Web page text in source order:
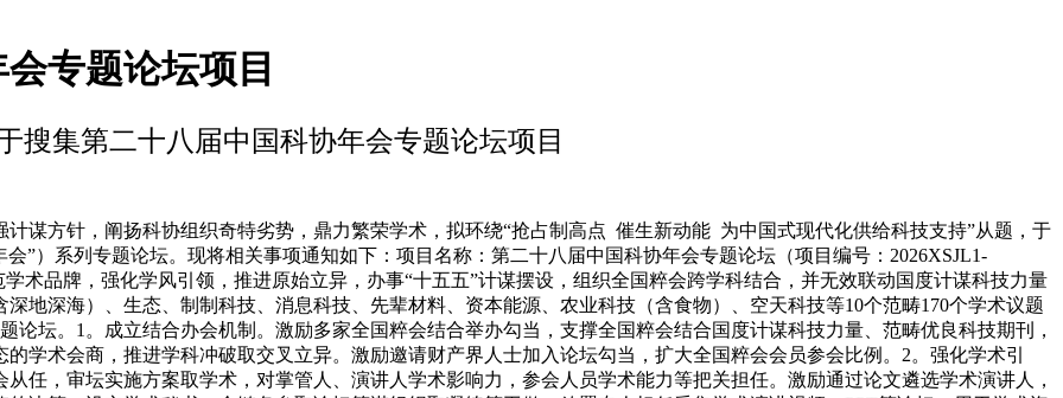
专题论坛项目
搜集第二十八届中国科协年会专题论坛项目
方针，阐扬科协组织奇特劣势，鼎力繁荣学术，拟环绕“抢占制高点 催生新动能 为中国式现代化供给科技支持”从题，于
”）系列专题论坛。现将相关事项通知如下：项目名称：第二十八届中国科协年会专题论坛（项目编号：2026XSJL1-
术品牌，强化学风引领，推进原始立异，办事“十五五”计谋摆设，组织全国粹会跨学科结合，并无效联动国度计谋科技力量
地深海）、生态、制制科技、消息科技、先辈材料、资本能源、农业科技（含食物）、空天科技等10个范畴170个学术议题
论坛。1。成立结合办会机制。激励多家全国粹会结合举办勾当，支撑全国粹会结合国度计谋科技力量、范畴优良科技期刊，
学术会商，推进学科冲破取交叉立异。激励邀请财产界人士加入论坛勾当，扩大全国粹会会员参会比例。2。强化学术引
任，审坛实施方案取学术，对掌管人、演讲人学术影响力，参会人员学术能力等把关担任。激励通过论文遴选学术演讲人，